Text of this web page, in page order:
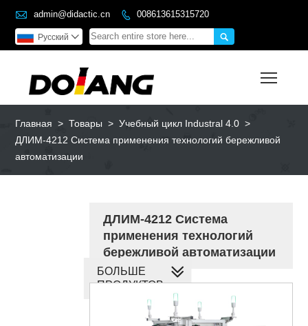
 admin@didactic.cn  008613615315720

Pусский 
Главная > Товары > Учебный цикл Industral 4.0 >
ДЛИМ-4212 Система применения технологий бережливой
автоматизации
ДЛИМ-4212 Система
применения технологий
бережливой автоматизации
БОЛЬШЕ
ПРОДУКТОВ